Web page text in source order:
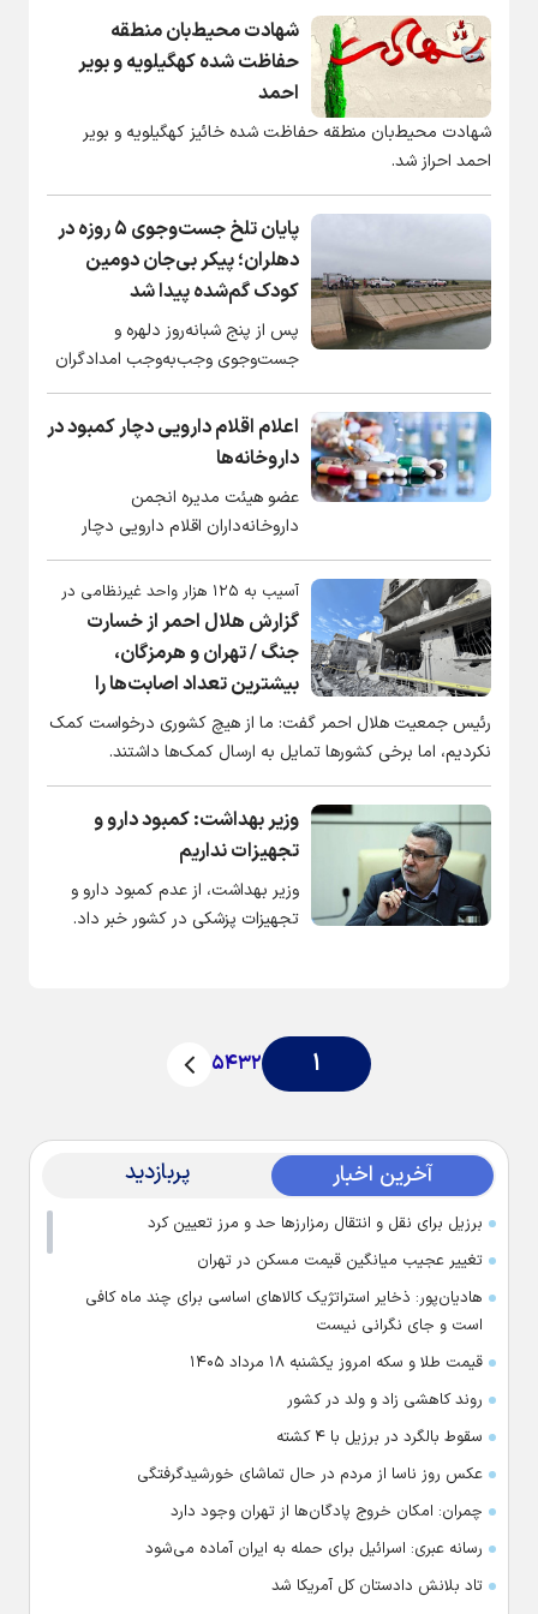
دانشگاه‌های کشور از امروز پس از
حدود سه ماه آموزش غیرحضوری بار
دیگر میزبان دانشجویان تحصیلات
دانشجویان کارشناسی همچنان
می‌کنند و تکلیف امتحانات پایان ترم
در دانشگاه‌های زیرمجموعه وزارت
علوم هنوز نهایی نشده است.
شهادت محیط‌بان منطقه
حفاظت شده کهگیلویه و بویر
احمد
شهادت محیط‌بان منطقه حفاظت شده خائیز کهگیلویه و بویر
احمد احراز شد.
پایان تلخ جست‌وجوی ۵ روزه در
دهلران؛ پیکر بی‌جان دومین
کودک گم‌شده پیدا شد
پس از پنج شبانه‌روز دلهره و
جست‌وجوی وجب‌به‌وجب امدادگران
و مردم محلی، طبیعت دشت‌عباس
سرانجام راز تلخ خود را برملا کرد و
پیکر بی‌جان دو کودک هفت ساله
دهلرانی از خروجی کانال‌های آب
کشاورزی بیرون کشیده شد تا پرونده
این حادثه غم‌انگیز بسته شود.
اعلام اقلام دارویی دچار کمبود در
داروخانه‌ها
عضو هیئت مدیره انجمن
داروخانه‌داران اقلام دارویی دچار
کمبود در داروخانه‌ها را اعلام کرد.
آسیب به ۱۲۵ هزار واحد غیرنظامی در
جنگ
گزارش هلال احمر از خسارت
جنگ / تهران و هرمزگان،
بیشترین تعداد اصابت‌ها را
داشته‌اند
رئیس جمعیت هلال احمر گفت: ما از هیچ کشوری درخواست کمک
نکردیم، اما برخی کشور‌ها تمایل به ارسال کمک‌ها داشتند.
وزیر بهداشت: کمبود دارو و
تجهیزات نداریم
وزیر بهداشت، از عدم کمبود دارو و
تجهیزات پزشکی در کشور خبر داد.
۱ ۲۳۴۵
آخرین اخبار پربازدید
برزیل برای نقل‌ و انتقال رمزارز‌ها حد و مرز تعیین کرد
تغییر عجیب میانگین قیمت مسکن در تهران
هادیان‌پور: ذخایر استراتژیک کالا‌های اساسی برای چند ماه کافی
است و جای نگرانی نیست
قیمت طلا و سکه امروز یکشنبه ۱۸ مرداد ۱۴۰۵
روند کاهشی زاد و ولد در کشور
سقوط بالگرد در برزیل با ۴ کشته
عکس روز ناسا از مردم در حال تماشای خورشیدگرفتگی
چمران: امکان خروج پادگان‌ها از تهران وجود دارد
رسانه عبری: اسرائیل برای حمله به ایران آماده می‌شود
تاد بلانش دادستان کل آمریکا شد